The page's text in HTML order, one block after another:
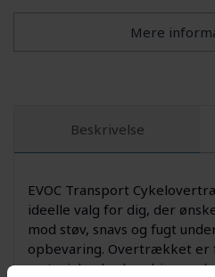
Mere
Beskrivelse
EVOC Transport
ideelle valg for dig, der
mod støv, snavs og fugt
opbevaring. Overtrækket
materiale, der kombinerer